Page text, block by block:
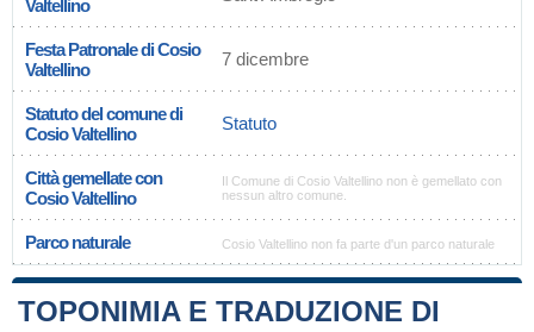
Valtellino
Festa Patronale di Cosio
Valtellino
7 dicembre
Statuto del comune di
Cosio Valtellino
Statuto
Città gemellate con
Cosio Valtellino
Il Comune di Cosio Valtellino non è gemellato con
nessun altro comune.
Parco naturale Cosio Valtellino non fa parte d'un parco naturale
TOPONIMIA E TRADUZIONE DI